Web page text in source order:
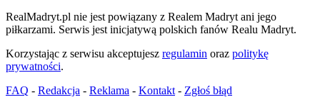
RealMadryt.pl nie jest powiązany z Realem Madryt ani jego
piłkarzami. Serwis jest inicjatywą polskich fanów Realu Madryt.
Korzystając z serwisu akceptujesz regulamin oraz politykę
prywatności.
FAQ - Redakcja - Reklama - Kontakt - Zgłoś błąd